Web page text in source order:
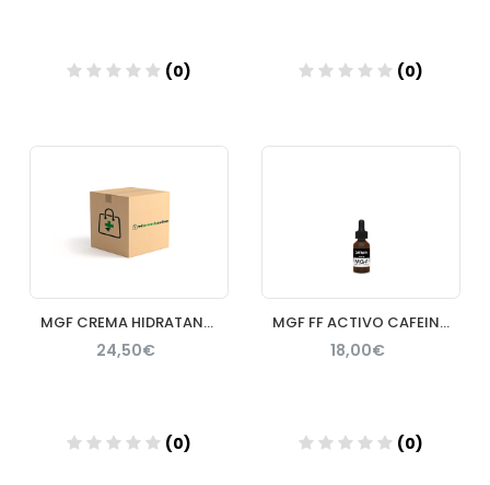
(0) (0)
MGF CREMA HIDRATANTE ANTIEDAD FLUIDA 50ML
24,50€
(0)
MGF FF ACTIVO CAFEINA 20ML
18,00€
(0)